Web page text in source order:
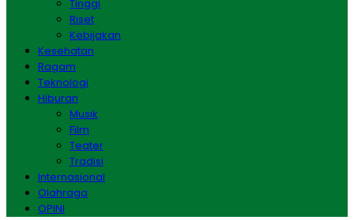
Tinggi
Riset
Kebijakan
Kesehatan
Ragam
Teknologi
Hiburan
Musik
Film
Teater
Tradisi
Internasional
Olahraga
OPINI